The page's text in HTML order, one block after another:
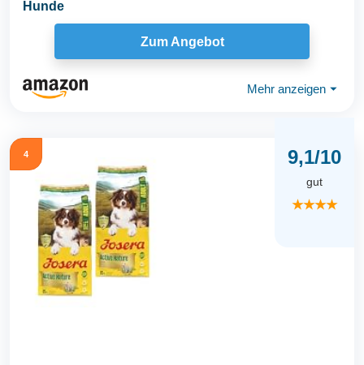
Hunde
Zum Angebot
Mehr anzeigen ⏷
4 9,1/10
gut
★★★★